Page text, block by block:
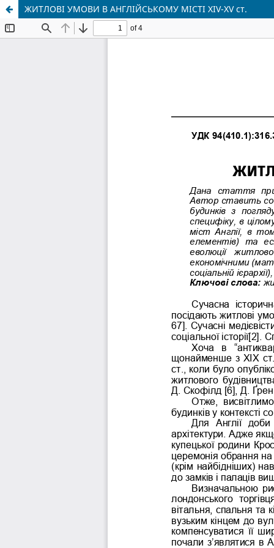
ЖИТЛОВІ УМОВИ В АНГЛІЙСЬКОМУ МІСТІ XIV-XV ст.